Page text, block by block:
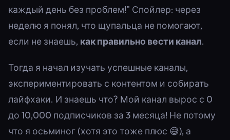
каждый день без проблем!" Спойлер: через
неделю я понял, что щупальца не помогают,
если не знаешь, как правильно вести канал.
Тогда я начал изучать успешные каналы,
экспериментировать с контентом и собирать
лайфхаки. И знаешь что? Мой канал вырос с 0
до 10,000 подписчиков за 3 месяца! Не потому
что я осьминог (хотя это тоже плюс 😅), а